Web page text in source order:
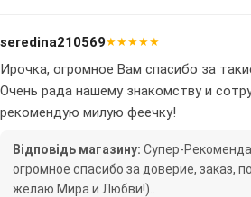
seredina210569★★★★★
Ирочка, огромное Вам спасибо за
Очень рада нашему знакомству и
рекомендую милую феечку!
Відповідь магазину: Супер-
огромное спасибо за доверие, заказ,
желаю Мира и Любви!)..